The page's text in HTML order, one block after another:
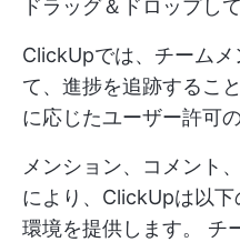
ドラッグ＆ドロップし
ClickUpでは、チーム
て、進捗を追跡するこ
に応じたユーザー許可
メンション、コメント
により、ClickUpは以
環境を提供します。 チ